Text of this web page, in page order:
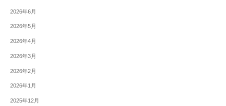
2026年6月
2026年5月
2026年4月
2026年3月
2026年2月
2026年1月
2025年12月